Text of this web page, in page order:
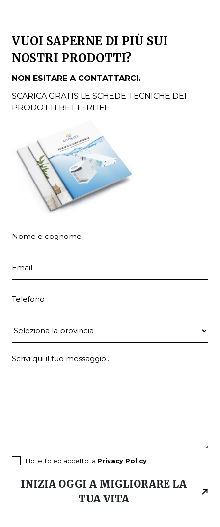
VUOI SAPERNE DI PIÙ SUI
NOSTRI PRODOTTI?
NON ESITARE A CONTATTARCI.
SCARICA GRATIS LE SCHEDE TECNICHE DEI
PRODOTTI BETTERLIFE
Ho letto ed accetto la Privacy Policy
INIZIA OGGI A MIGLIORARE LA
TUA VITA